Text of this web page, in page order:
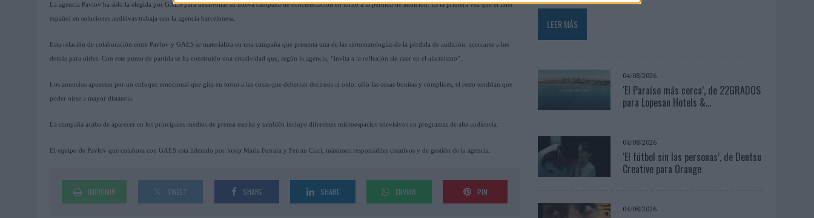
La agencia Pavlov ha sido la elegida por GAES para desarrollar su nueva campaña de concienciación en torno a la pérdida de audición. Es la primera vez que el líder
español en soluciones auditivas trabaja con la agencia barcelonesa.
Esta relación de colaboración entre Pavlov y GAES se materializa en una campaña que presenta una de las sintomatologías de la pérdida de audición: acercarse a los
demás para oírles. Con este punto de partida se ha construido una creatividad que, según la agencia, “invita a la reflexión sin caer en el alarmismo”.
Los anuncios apuestan por un enfoque emocional que gira en torno a las cosas que deberían decirnos al oído: sólo las cosas bonitas y cómplices, el resto tendrían que
poder oírse a mayor distancia.
La campaña acaba de aparecer en los principales medios de prensa escrita y también incluye diferentes microespacios televisivos en programas de alta audiencia.
El equipo de Pavlov que colabora con GAES está liderado por Josep Maria Ferrara y Ferran Clari, máximos responsables creativos y de gestión de la agencia.
IMPRIMIR TWEET SHARE SHARE ENVIAR PIN
LEER MÁS
04/08/2026
‘El Paraíso más cerca’, de 22GRADOS
para Lopesan Hotels &...
04/08/2026
‘El fútbol sin las personas’, de Dentsu
Creative para Orange
04/08/2026